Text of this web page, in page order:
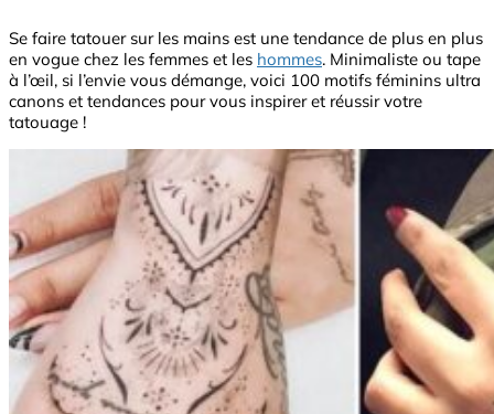
Se faire tatouer sur les mains est une tendance de plus en plus
en vogue chez les femmes et les hommes. Minimaliste ou tape
à l’œil, si l’envie vous démange, voici 100 motifs féminins ultra
canons et tendances pour vous inspirer et réussir votre
tatouage !